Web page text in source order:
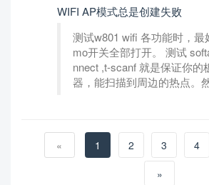
WIFI AP模式总是创建失败
测试w801 wifi 各功能时，
mo开关全部打开。 测试
nnect ,t-scanf 就是保证你的
器，能扫描到周边的热点。
« 1 2 3 4
»